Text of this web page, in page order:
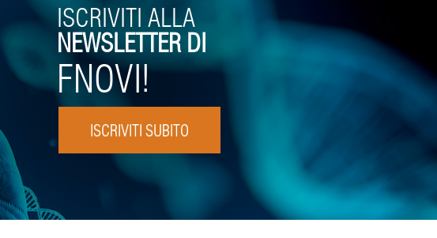
FNOVI!
ISCRIVITI SUBITO
ISCRIVITI ALLA
NEWSLETTER DI